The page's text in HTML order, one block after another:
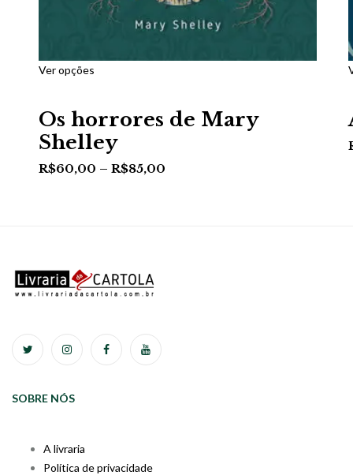
Ver opções
Os horrores de Mary
Shelley
R$60,00 – R$85,00
SOBRE NÓS
A livraria
Política de privacidade